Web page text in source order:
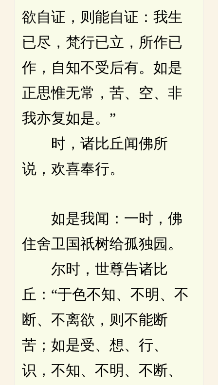
欲自证，则能自证：我生
已尽，梵行已立，所作已
作，自知不受后有。如是
正思惟无常，苦、空、非
我亦复如是。”
时，诸比丘闻佛所
说，欢喜奉行。
如是我闻：一时，佛
住舍卫国祇树给孤独园。
尔时，世尊告诸比
丘：“于色不知、不明、不
断、不离欲，则不能断
苦；如是受、想、行、
识，不知、不明、不断、